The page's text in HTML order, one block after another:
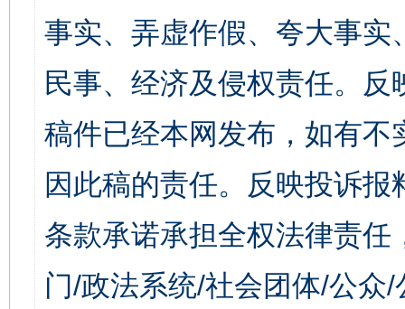
事实、弄虚作假、夸大事
民事、经济及侵权责任。
稿件已经本网发布，如有
因此稿的责任。反映投诉
条款承诺承担全权法律责
门/政法系统/社会团体/公众